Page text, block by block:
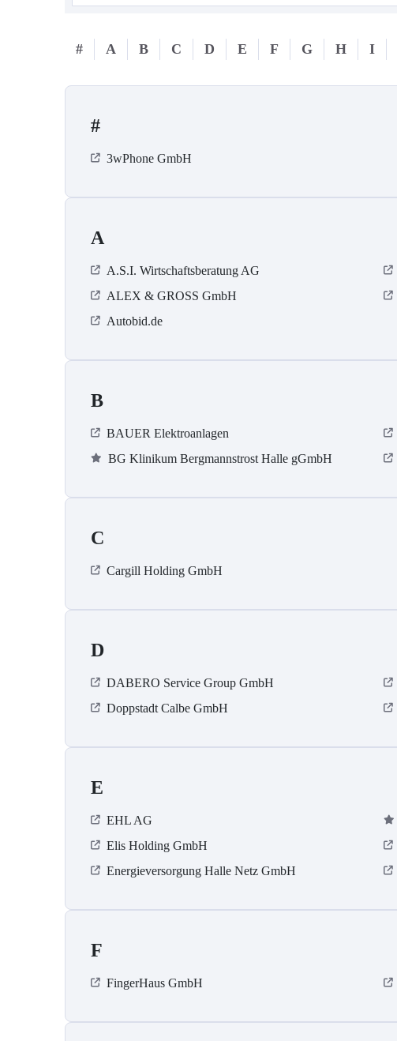
# A B C D E F G H I
#
3wPhone GmbH
A
A.S.I. Wirtschaftsberatung AG
ALEX & GROSS GmbH
Autobid.de
B
BAUER Elektroanlagen
BG Klinikum Bergmannstrost Halle gGmbH
C
Cargill Holding GmbH
D
DABERO Service Group GmbH
Doppstadt Calbe GmbH
E
EHL AG
Elis Holding GmbH
Energieversorgung Halle Netz GmbH
F
FingerHaus GmbH